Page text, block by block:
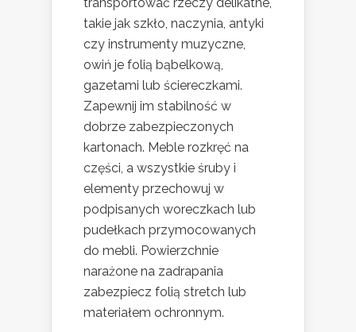
takie jak szkło, naczynia, antyki
czy instrumenty muzyczne,
owiń je folią bąbelkową,
gazetami lub ściereczkami.
Zapewnij im stabilność w
dobrze zabezpieczonych
kartonach. Meble rozkręć na
części, a wszystkie śruby i
elementy przechowuj w
podpisanych woreczkach lub
pudełkach przymocowanych
do mebli. Powierzchnie
narażone na zadrapania
zabezpiecz folią stretch lub
materiałem ochronnym.